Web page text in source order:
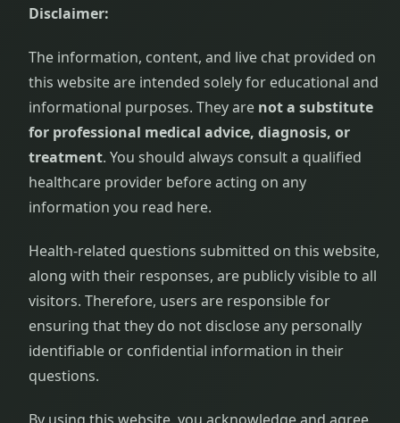
Disclaimer:
The information, content, and live chat provided on
this website are intended solely for educational and
informational purposes. They are not a substitute
for professional medical advice, diagnosis, or
treatment. You should always consult a qualified
healthcare provider before acting on any
information you read here.
Health-related questions submitted on this website,
along with their responses, are publicly visible to all
visitors. Therefore, users are responsible for
ensuring that they do not disclose any personally
identifiable or confidential information in their
questions.